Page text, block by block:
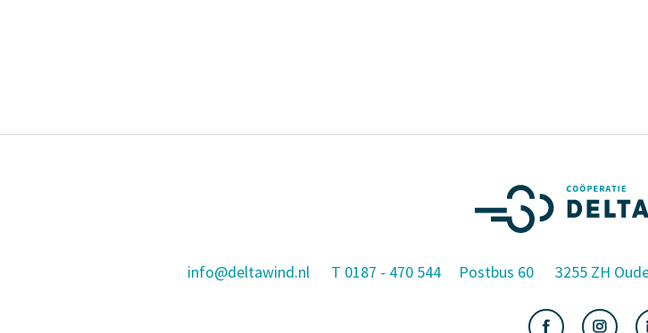
info@deltawind.nl T 0187 - 470 544 Postbus 60 3255 ZH